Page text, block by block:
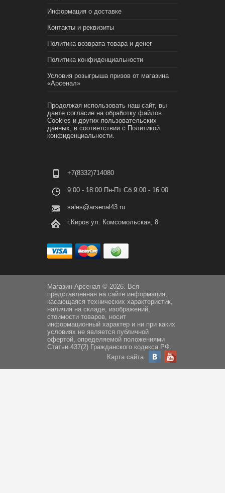
Информация о доставке
Контакты и реквизиты
Политика возврата товара и денег
Политика конфиденциальности
Условия розыгрыша призов от магазина
«Арсенал»
Продолжая использовать наш сайт, вы
даете согласие на обработку файлов
Cookies и других пользовательских
данных, в соответствии с Политикой
конфиденциальности.
+7(8332)714080
9:00 - 18:00 Пн-Пт Сб 9:00 - 16:00
sales@arsenal43.ru
г.Киров ул. Комсомольская, 8
Магазин Арсенал © 2026. Вся
представленная на сайте информация,
касающаяся технических характеристик,
наличия на складе, изображений,
стоимости товаров, носит
информационный характер и ни при каких
условиях не является публичной
офертой, определяемой положениями
Статьи 437(2) Гражданского кодекса РФ.
Карта сайта